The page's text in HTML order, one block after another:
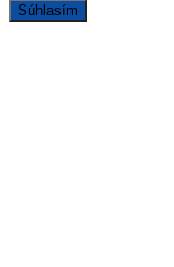
Súhlasím